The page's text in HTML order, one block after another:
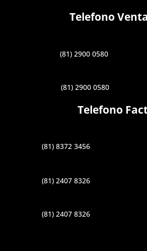
Telefono
(81) 2900 0580
(81) 2900 0580
Telefono
(81) 8372 3456
(81) 2407 8326
(81) 2407 8326